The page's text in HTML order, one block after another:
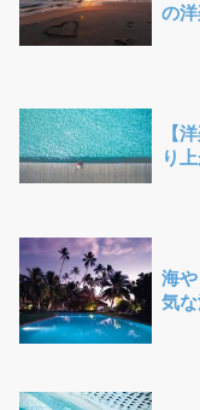
の
【
り
海
気